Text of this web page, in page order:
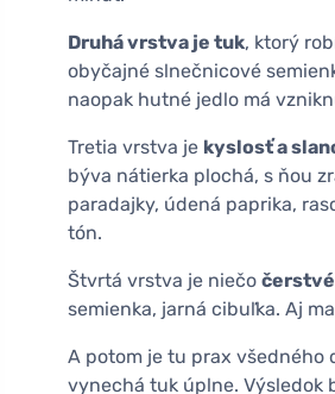
Druhá vrstva je tuk, ktorý
obyčajné slnečnicové
naopak hutné jedlo má
Tretia vrstva je kyslosť a
býva nátierka plochá, s ňou
paradajky, údená paprika,
tón.
Štvrtá vrstva je niečo
semienka, jarná cibuľka. Aj
A potom je tu prax všedného
vynechá tuk úplne. Výsledok